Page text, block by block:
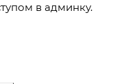
в админку.